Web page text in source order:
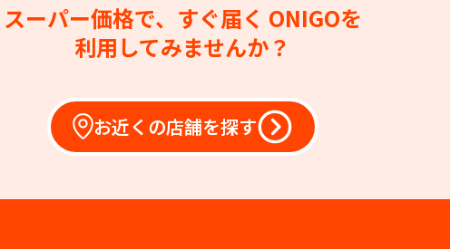
スーパー価格で、すぐ届く ONIGOを
利用してみませんか？
お近くの店舗を探す